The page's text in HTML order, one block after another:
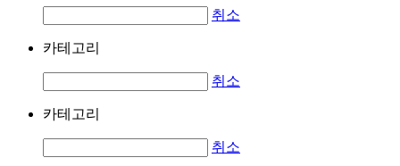
취소
카테고리
취소
카테고리
취소